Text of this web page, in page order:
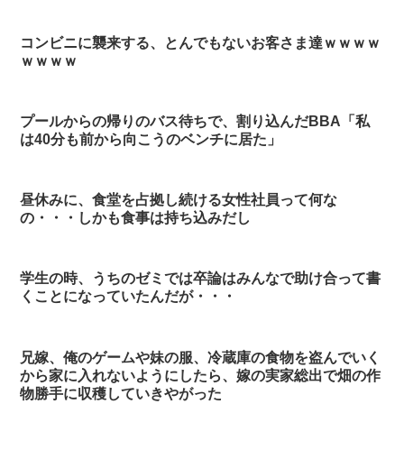
コンビニに襲来する、とんでもないお客さま達ｗｗｗｗ
ｗｗｗｗ
プールからの帰りのバス待ちで、割り込んだBBA「私
は40分も前から向こうのベンチに居た」
昼休みに、食堂を占拠し続ける女性社員って何な
の・・・しかも食事は持ち込みだし
学生の時、うちのゼミでは卒論はみんなで助け合って書
くことになっていたんだが・・・
兄嫁、俺のゲームや妹の服、冷蔵庫の食物を盗んでいく
から家に入れないようにしたら、嫁の実家総出で畑の作
物勝手に収穫していきやがった